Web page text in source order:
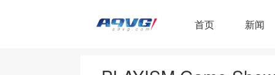
首页 新闻